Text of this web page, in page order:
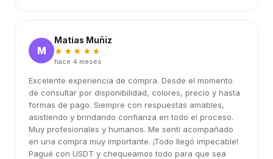
M
Matías Muñiz
★★★★★
hace 4 meses
Excelente experiencia de compra. Desde el momento
de consultar por disponibilidad, colores, precio y hasta
formas de pago. Siempre con respuestas amables,
asistiendo y brindando confianza en todo el proceso.
Muy profesionales y humanos. Me sentí acompañado
en una compra muy importante. ¡Todo llegó impecable!
Pagué con USDT y chequeamos todo para que sea